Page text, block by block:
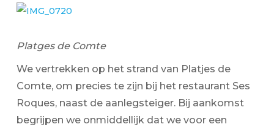
Platges de Comte
We vertrekken op het strand van Platjes de
Comte, om precies te zijn bij het restaurant Ses
Roques, naast de aanlegsteiger. Bij aankomst
begrijpen we onmiddellijk dat we voor een